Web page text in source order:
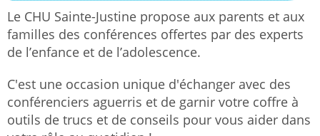
Le CHU Sainte-Justine propose aux parents et aux
familles des conférences offertes par des experts
de l’enfance et de l’adolescence.
C'est une occasion unique d'échanger avec des
conférenciers aguerris et de garnir votre coffre à
outils de trucs et de conseils pour vous aider dans